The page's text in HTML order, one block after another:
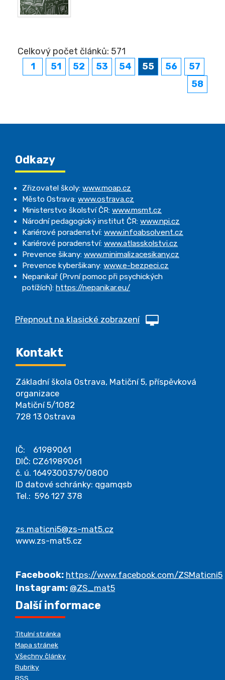
Celkový počet článků: 571
1
51 52 53 54 55 56
57
58
Odkazy
Zřizovatel školy: www.moap.cz
Město Ostrava: www.ostrava.cz
Ministerstvo školství ČR: www.msmt.cz
Národní pedagogický institut ČR: www.npi.cz
Kariérové poradenství: www.infoabsolvent.cz
Kariérové poradenství: www.atlasskolstvi.cz
Prevence šikany: www.minimalizacesikany.cz
Prevence kyberšikany: www.e-bezpeci.cz
Nepanikař (První pomoc při psychických
potížích): https://nepanikar.eu/
Přepnout na klasické zobrazení
Kontakt
Základní škola Ostrava, Matiční 5, příspěvková
organizace
Matiční 5/1082
728 13 Ostrava
IČ: 61989061
DIČ: CZ61989061
č. ú. 1649300379/0800
ID datové schránky: qgamqsb
Tel.: 596 127 378
zs.maticni5@zs-mat5.cz
www.zs-mat5.cz
Facebook: https://www.facebook.com/ZSMaticni5
Instagram: @ZS_mat5
Další informace
Titulní stránka
Mapa stránek
Všechny články
Rubriky
RSS